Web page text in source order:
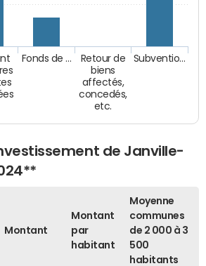
Fonds de …
Retour de
biens
affectés,
concedés,
etc.
Subventio…
de Janville-
Montant
Montant
par
habitant
Moyenne
communes
de 2 000 à 3
500
habitants